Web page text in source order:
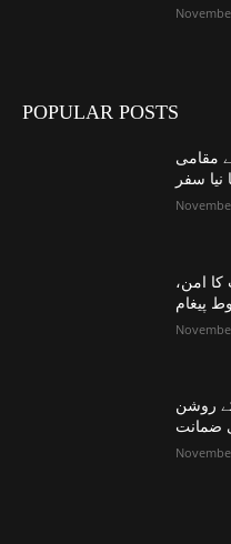
POPULAR POSTS
مقامی
سفر
کا امن،
پیغام
روشن
ضمانت